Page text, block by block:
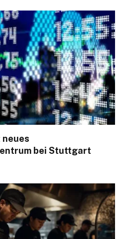
bei Stuttgart